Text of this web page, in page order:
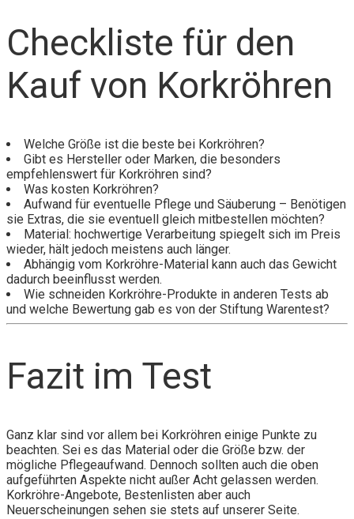
Checkliste für den
Kauf von Korkröhren
Welche Größe ist die beste bei Korkröhren?
Gibt es Hersteller oder Marken, die besonders
empfehlenswert für Korkröhren sind?
Was kosten Korkröhren?
Aufwand für eventuelle Pflege und Säuberung – Benötigen
sie Extras, die sie eventuell gleich mitbestellen möchten?
Material: hochwertige Verarbeitung spiegelt sich im Preis
wieder, hält jedoch meistens auch länger.
Abhängig vom Korkröhre-Material kann auch das Gewicht
dadurch beeinflusst werden.
Wie schneiden Korkröhre-Produkte in anderen Tests ab
und welche Bewertung gab es von der Stiftung Warentest?
Fazit im Test
Ganz klar sind vor allem bei Korkröhren einige Punkte zu
beachten. Sei es das Material oder die Größe bzw. der
mögliche Pflegeaufwand. Dennoch sollten auch die oben
aufgeführten Aspekte nicht außer Acht gelassen werden.
Korkröhre-Angebote, Bestenlisten aber auch
Neuerscheinungen sehen sie stets auf unserer Seite.